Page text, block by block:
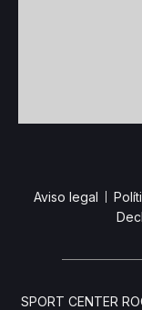
Aviso legal
SPORT CENTER